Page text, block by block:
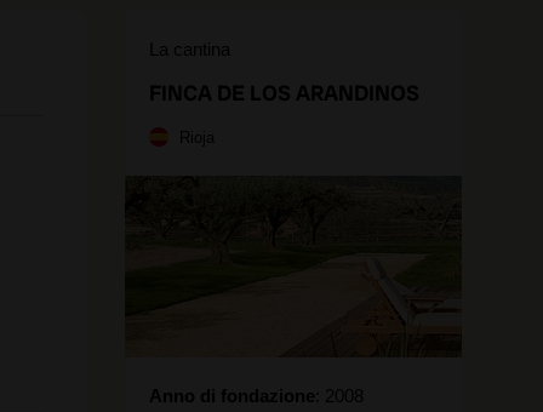
La cantina
FINCA DE LOS ARANDINOS
Rioja
Anno di fondazione
2008